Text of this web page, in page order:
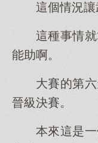
這個情況讓
這種事情
能助啊。
大賽的第
晉級決賽。
本來這是